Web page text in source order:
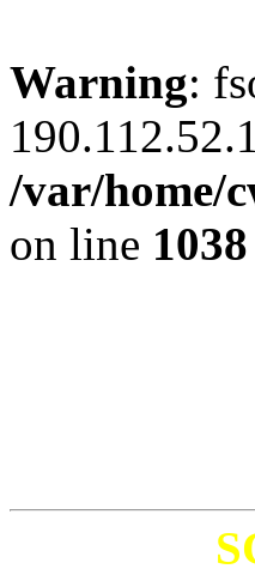
Warning:
/var/home/
on line 1038